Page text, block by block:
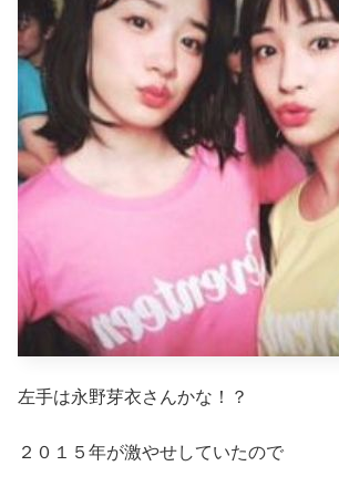
左手は永野芽衣さんかな！？
２０１５年が激やせしていたので